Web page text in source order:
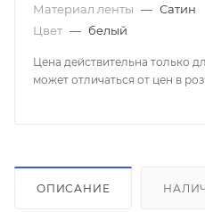
Материал ленты — Сатин
Цвет — белый
Цена действительна только
может отличаться от цен в
ОПИСАНИЕ